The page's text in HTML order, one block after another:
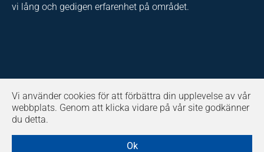
Vi använder cookies för att förbättra din upplevelse av vår
webbplats. Genom att klicka vidare på vår site godkänner
du detta.
Ok
vi lång och gedigen erfarenhet på området.
AHT-Byggnadshälsa AB har utvecklat fuktsäkra koncept
för husgrunder och tak samt en biologiskt
saneringsbolag över hela Sverige.